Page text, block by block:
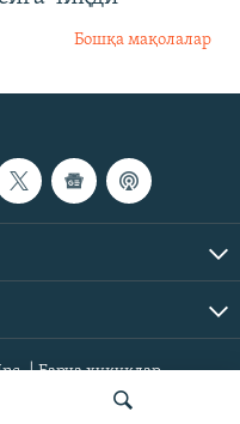
Бошқа мақолалар
| Барча ҳуқуқлар